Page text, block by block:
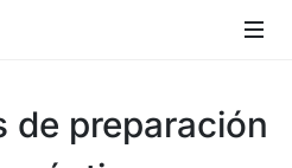
de preparación